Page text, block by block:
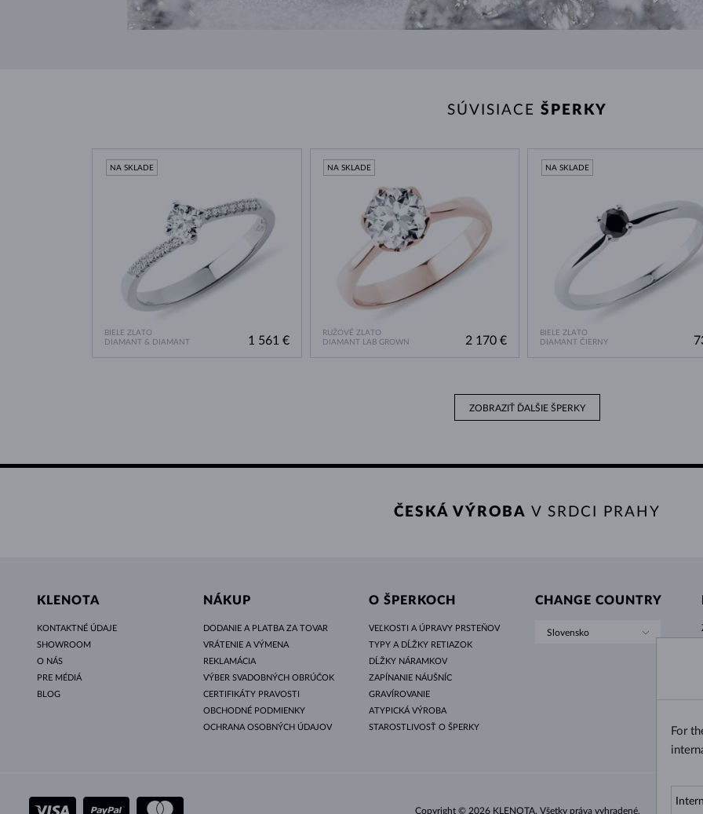
SÚVISIACE ŠPERKY
BIELE ZLATO
DIAMANT & DIAMANT
NA SKLADE
1 561 €
RUŽOVÉ ZLATO
DIAMANT LAB GROWN
NA SKLADE
2 170 €
BIELE ZLATO
DIAMANT ČIERNY
NA SKLADE
ZOBRAZIŤ ĎALŠIE ŠPERKY
ČESKÁ VÝROBA V SRDCI PRAHY
KLENOTA
KONTAKTNÉ ÚDAJE
SHOWROOM
O NÁS
PRE MÉDIÁ
BLOG
NÁKUP
DODANIE A PLATBA ZA TOVAR
VRÁTENIE A VÝMENA
REKLAMÁCIA
VÝBER SVADOBNÝCH OBRÚČOK
CERTIFIKÁTY PRAVOSTI
OBCHODNÉ PODMIENKY
OCHRANA OSOBNÝCH ÚDAJOV
O ŠPERKOCH
VEĽKOSTI A ÚPRAVY PRSTEŇOV
TYPY A DĹŽKY RETIAZOK
DĹŽKY NÁRAMKOV
ZAPÍNANIE NÁUŠNÍC
GRAVÍROVANIE
ATYPICKÁ VÝROBA
STAROSTLIVOSŤ O ŠPERKY
CHANGE COUNTRY
Slovensko
Copyright © 2026 KLENOTA. Všetky práva vyhradené.
For